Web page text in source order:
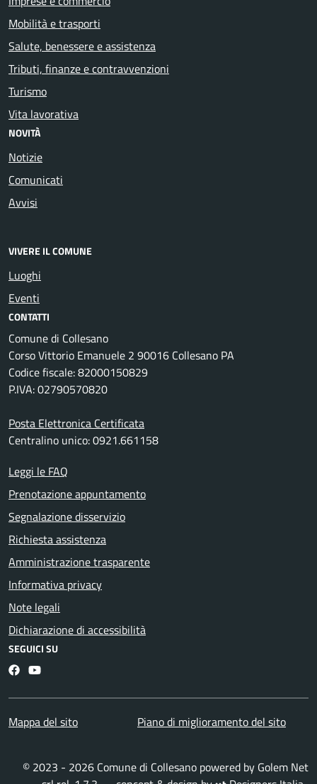
Mobilità e trasporti
Salute, benessere e assistenza
Tributi, finanze e contravvenzioni
Turismo
Vita lavorativa
NOVITÀ
Notizie
Comunicati
Avvisi
VIVERE IL COMUNE
Luoghi
Eventi
CONTATTI
Comune di Collesano
Corso Vittorio Emanuele 2 90016 Collesano PA
Codice fiscale: 82000150829
P.IVA: 02790570820
Posta Elettronica Certificata
Centralino unico: 0921.661158
Leggi le FAQ
Prenotazione appuntamento
Segnalazione disservizio
Richiesta assistenza
Amministrazione trasparente
Informativa privacy
Note legali
Dichiarazione di accessibilità
SEGUICI SU
FacebookYouTube
Mappa del sito Piano di miglioramento del sito
© 2023 - 2026 Comune di Collesano powered by Golem Net